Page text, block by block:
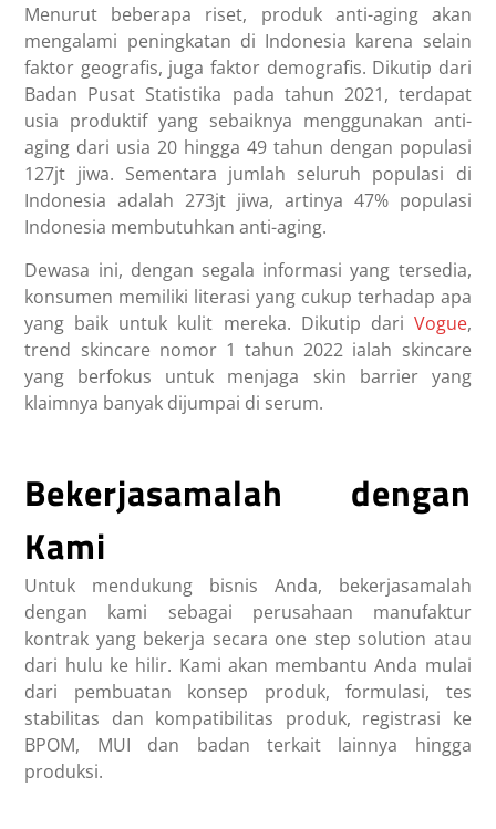
Menurut beberapa riset, produk anti-aging akan
mengalami peningkatan di Indonesia karena selain
faktor geografis, juga faktor demografis. Dikutip dari
Badan Pusat Statistika pada tahun 2021, terdapat
usia produktif yang sebaiknya menggunakan anti-
aging dari usia 20 hingga 49 tahun dengan populasi
127jt jiwa. Sementara jumlah seluruh populasi di
Indonesia adalah 273jt jiwa, artinya 47% populasi
Indonesia membutuhkan anti-aging.
Dewasa ini, dengan segala informasi yang tersedia,
konsumen memiliki literasi yang cukup terhadap apa
yang baik untuk kulit mereka. Dikutip dari Vogue,
trend skincare nomor 1 tahun 2022 ialah skincare
yang berfokus untuk menjaga skin barrier yang
klaimnya banyak dijumpai di serum.
Bekerjasamalah dengan
Kami
Untuk mendukung bisnis Anda, bekerjasamalah
dengan kami sebagai perusahaan manufaktur
kontrak yang bekerja secara one step solution atau
dari hulu ke hilir. Kami akan membantu Anda mulai
dari pembuatan konsep produk, formulasi, tes
stabilitas dan kompatibilitas produk, registrasi ke
BPOM, MUI dan badan terkait lainnya hingga
produksi.